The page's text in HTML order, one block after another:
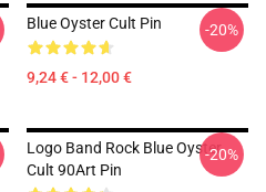
Blue Oyster Cult Pin
9,24 € - 12,00 €
-20%
Logo Band Rock Blue Oyster
Cult 90Art Pin
-20%